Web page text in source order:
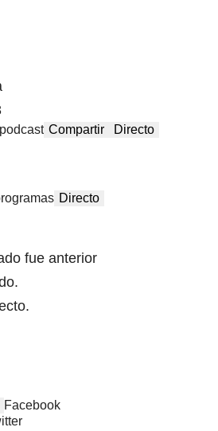
Compartir Directo
Directo
fue anterior
Facebook